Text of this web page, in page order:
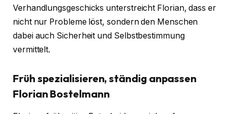
Verhandlungsgeschicks unterstreicht Florian, dass er
nicht nur Probleme löst, sondern den Menschen
dabei auch Sicherheit und Selbstbestimmung
vermittelt.
Früh spezialisieren, ständig anpassen
Florian Bostelmann